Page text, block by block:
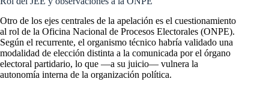
Otro de los ejes centrales de la apelación es el cuestionamiento
al rol de la Oficina Nacional de Procesos Electorales (ONPE).
Según el recurrente, el organismo técnico habría validado una
modalidad de elección distinta a la comunicada por el órgano
electoral partidario, lo que —a su juicio— vulnera la
autonomía interna de la organización política.